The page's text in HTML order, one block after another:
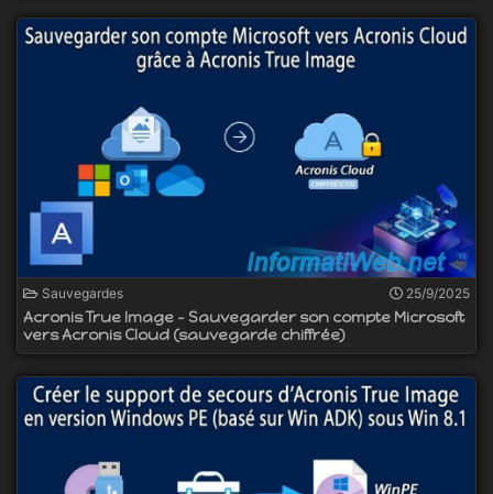
Sauvegardes 25/9/2025
Acronis True Image - Sauvegarder son compte Microsoft
vers Acronis Cloud (sauvegarde chiffrée)